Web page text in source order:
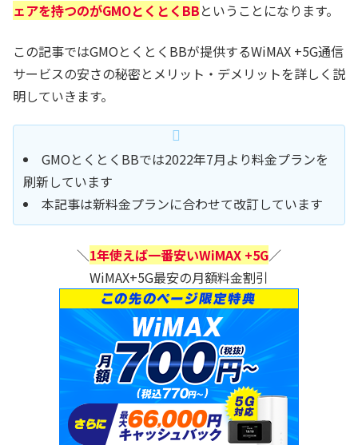
ェアを持つのがGMOとくとくBBということになります。
この記事ではGMOとくとくBBが提供するWiMAX +5G通信
サービスの安さの秘密とメリット・デメリットを詳しく説
明していきます。
GMOとくとくBBでは2022年7月より料金プランを
刷新しています
本記事は新料金プランに合わせて改訂しています
＼1年使えば一番安いWiMAX +5G／
WiMAX+5G最安の月額料金割引